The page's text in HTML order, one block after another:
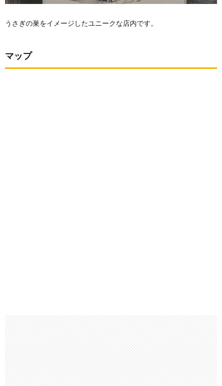
うさぎの巣をイメージしたユニークな店内です。
マップ